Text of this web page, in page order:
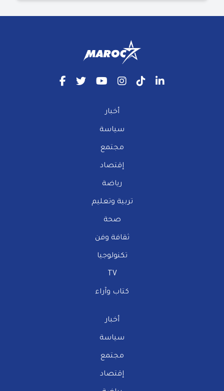
أخبار
سياسة
مجتمع
إقتصاد
رياضة
تربية وتعليم
صحة
ثقافة وفن
تكنولوجيا
TV
كتاب وآراء
أخبار
سياسة
مجتمع
إقتصاد